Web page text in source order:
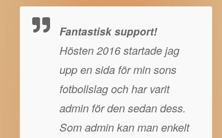
Fantastisk support!
Hösten 2016 startade jag
upp en sida för min sons
fotbollslag och har varit
admin för den sedan dess.
Som admin kan man enkelt